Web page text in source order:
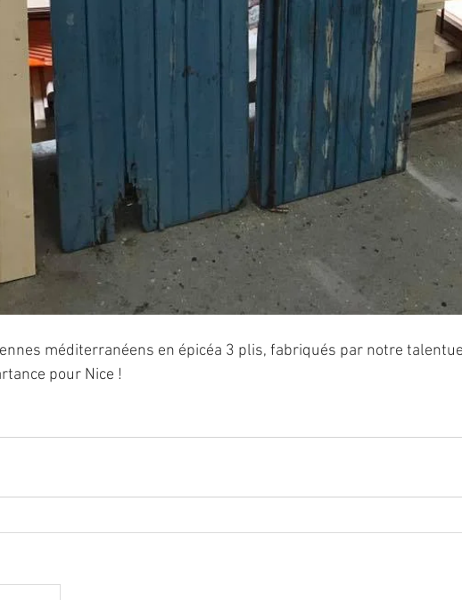
méditerranéens en épicéa 3 plis, fabriqués par notre
pour Nice !